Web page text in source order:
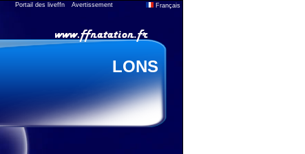
Portail des liveffn Avertissement Français
LONS